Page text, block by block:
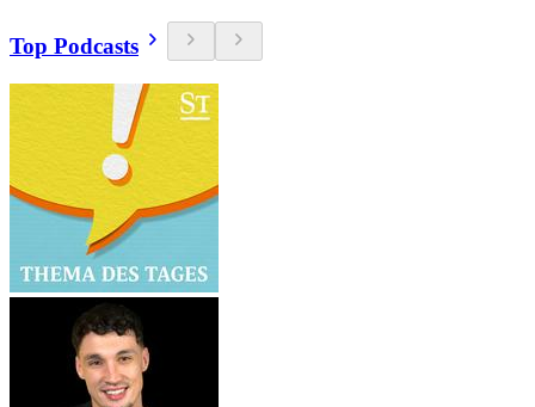
Top Podcasts